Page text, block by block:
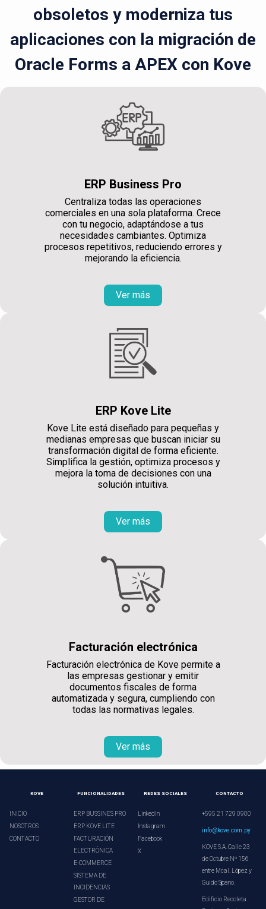
obsoletos y moderniza tus
aplicaciones con la migración de
Oracle Forms a APEX con Kove
ERP Business Pro
Centraliza todas las operaciones
comerciales en una sola plataforma. Crece
con tu negocio, adaptándose a tus
necesidades cambiantes. Optimiza
procesos repetitivos, reduciendo errores y
mejorando la eficiencia.
Ver más
ERP Kove Lite
Kove Lite está diseñado para pequeñas y
medianas empresas que buscan iniciar su
transformación digital de forma eficiente.
Simplifica la gestión, optimiza procesos y
mejora la toma de decisiones con una
solución intuitiva.
Ver más
Facturación electrónica
Facturación electrónica de Kove permite a
las empresas gestionar y emitir
documentos fiscales de forma
automatizada y segura, cumpliendo con
todas las normativas legales.
Ver más
KOVE
INICIO
NOSOTROS
CONTACTO
FUNCIONALIDADES
ERP BUSSINES PRO
ERP KOVE LITE
FACTURACIÓN
ELECTRÓNICA
E-COMMERCE
SISTEMA DE
INCIDENCIAS
GESTOR DE
REDES SOCIALES
LinkedIn
Instagram
Facebook
X
CONTACTO
+595 21 729 0900
info@kove.com.py
KOVE S.A. Calle 23
de Octubre Nº 156
entre Mcal. López y
Guido Spano.
Edificio Recoleta